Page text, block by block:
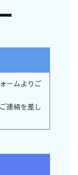
ームよりご
連絡を差し